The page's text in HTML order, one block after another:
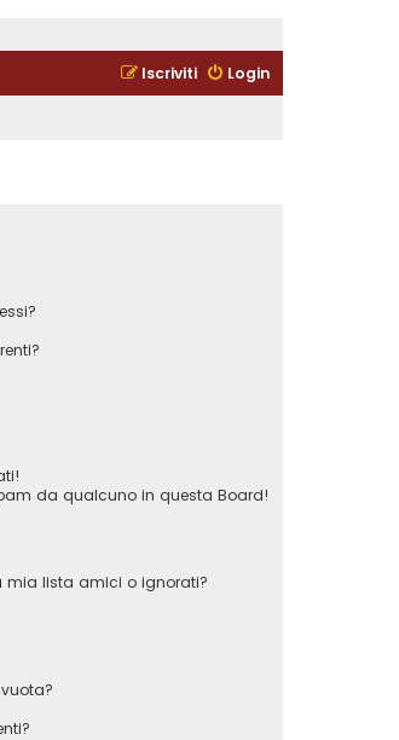
Login
Iscriviti
da qualcuno in questa Board!
mia lista amici o ignorati?